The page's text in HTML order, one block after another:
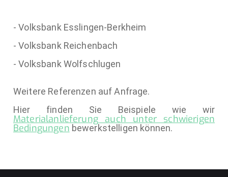
- Volksbank Esslingen-Berkheim
- Volksbank Reichenbach
- Volksbank Wolfschlugen
Weitere Referenzen auf Anfrage.
Hier finden Sie Beispiele wie wir
Materialanlieferung auch unter schwierigen
Bedingungen bewerkstelligen können.